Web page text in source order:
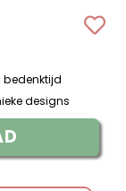
bedenktijd
designs